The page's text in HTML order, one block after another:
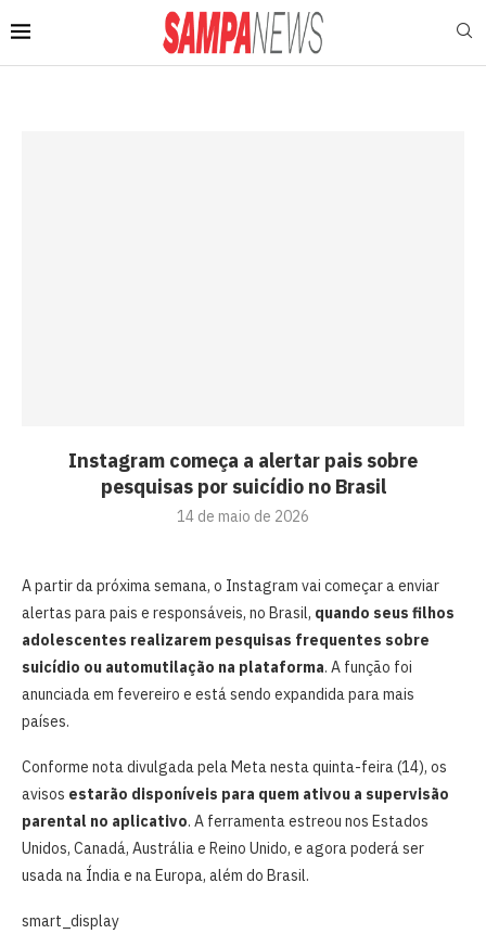
Instagram começa a alertar pais sobre
pesquisas por suicídio no Brasil
14 de maio de 2026
A partir da próxima semana, o Instagram vai começar a enviar
alertas para pais e responsáveis, no Brasil, quando seus filhos
adolescentes realizarem pesquisas frequentes sobre
suicídio ou automutilação na plataforma. A função foi
anunciada em fevereiro e está sendo expandida para mais
países.
Conforme nota divulgada pela Meta nesta quinta-feira (14), os
avisos estarão disponíveis para quem ativou a supervisão
parental no aplicativo. A ferramenta estreou nos Estados
Unidos, Canadá, Austrália e Reino Unido, e agora poderá ser
usada na Índia e na Europa, além do Brasil.
smart_display